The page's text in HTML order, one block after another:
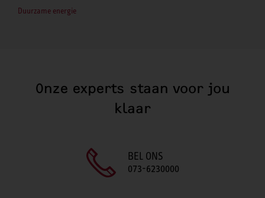
Duurzame energie
Onze experts staan voor jou
klaar
BEL ONS
073-6230000